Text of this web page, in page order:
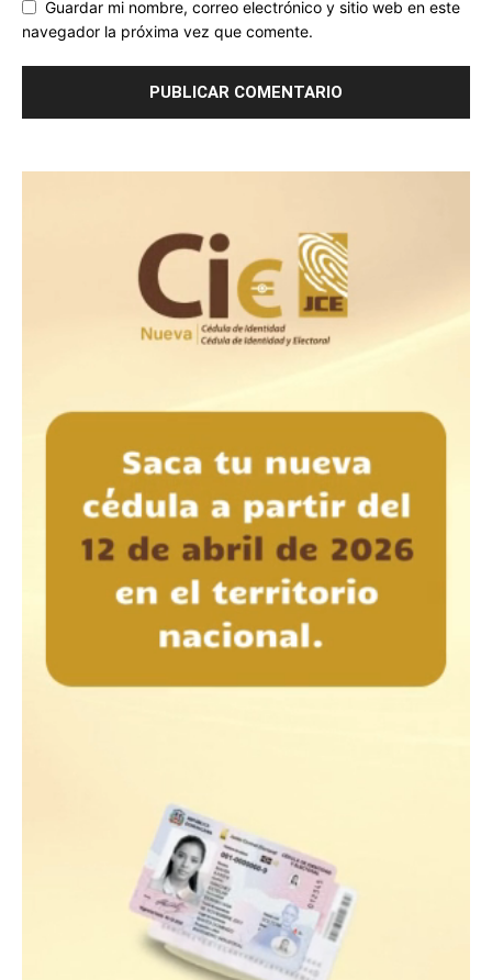
Guardar mi nombre, correo electrónico y sitio web en este
navegador la próxima vez que comente.